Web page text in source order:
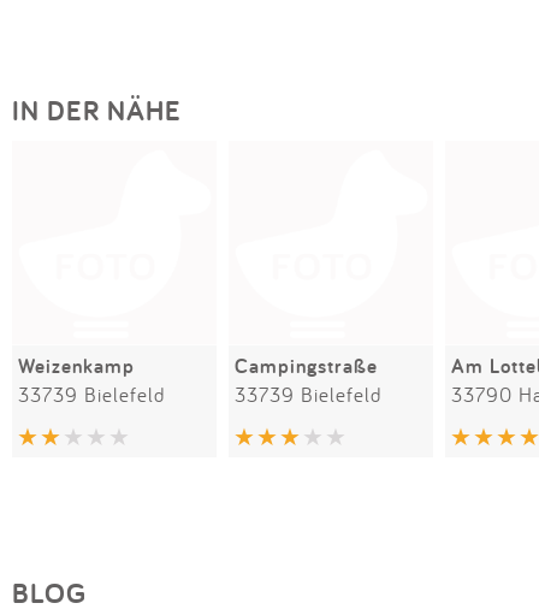
IN DER NÄHE
Weizenkamp
33739 Bielefeld
Campingstraße
33739 Bielefeld
Am
33790
BLOG